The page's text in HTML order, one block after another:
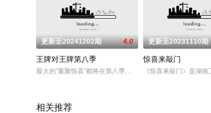
更新至20241202期 4.0
王牌对王牌第八季
最大的“重聚惊喜”都将在第八季的“王牌”发生，游戏全面升
更新至20231110期
惊喜来敲门
《惊喜来敲门》是湖
相关推荐